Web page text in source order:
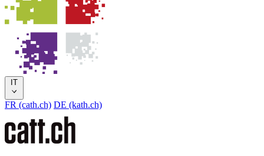
IT
FR (cath.ch) DE (kath.ch)